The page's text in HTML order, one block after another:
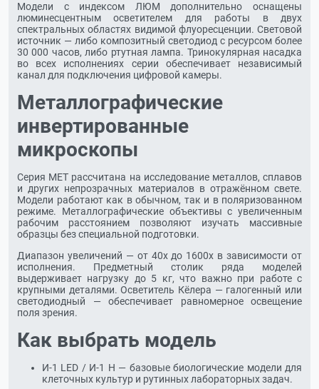
Модели с индексом ЛЮМ дополнительно оснащены
люминесцентным осветителем для работы в двух
спектральных областях видимой флуоресценции. Световой
источник — либо композитный светодиод с ресурсом более
30 000 часов, либо ртутная лампа. Тринокулярная насадка
во всех исполнениях серии обеспечивает независимый
канал для подключения цифровой камеры.
Металлографические
инвертированные
микроскопы
Серия МЕТ рассчитана на исследование металлов, сплавов
и других непрозрачных материалов в отражённом свете.
Модели работают как в обычном, так и в поляризованном
режиме. Металлографические объективы с увеличенным
рабочим расстоянием позволяют изучать массивные
образцы без специальной подготовки.
Диапазон увеличений — от 40х до 1600х в зависимости от
исполнения. Предметный столик ряда моделей
выдерживает нагрузку до 5 кг, что важно при работе с
крупными деталями. Осветитель Кёлера — галогенный или
светодиодный — обеспечивает равномерное освещение
поля зрения.
Как выбрать модель
И-1 LED / И-1 Н — базовые биологические модели для
клеточных культур и рутинных лабораторных задач.